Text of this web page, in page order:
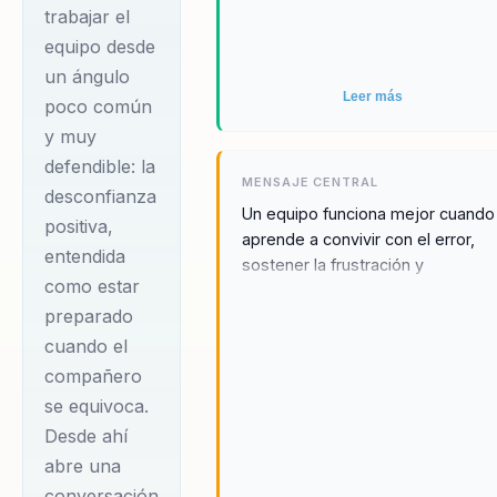
desde dentro y
fuera de la
cancha. Su
carrera
profesional
Chile, Santiago
Wanderers,
Universidad
Católica y Maccabi
Tel-Aviv, recorrido
que le dio una
mirada concreta
sobre exigencia,
trabajar el
equipo desde
un ángulo
poco común
y muy
defendible: la
desconfianza
positiva,
entendida
como estar
preparado
cuando el
compañero
se equivoca.
Desde ahí
abre una
Leer más
MENSAJE CENTRAL
Un equipo funciona mejor cuando
aprende a convivir con el error,
sostener la frustración y